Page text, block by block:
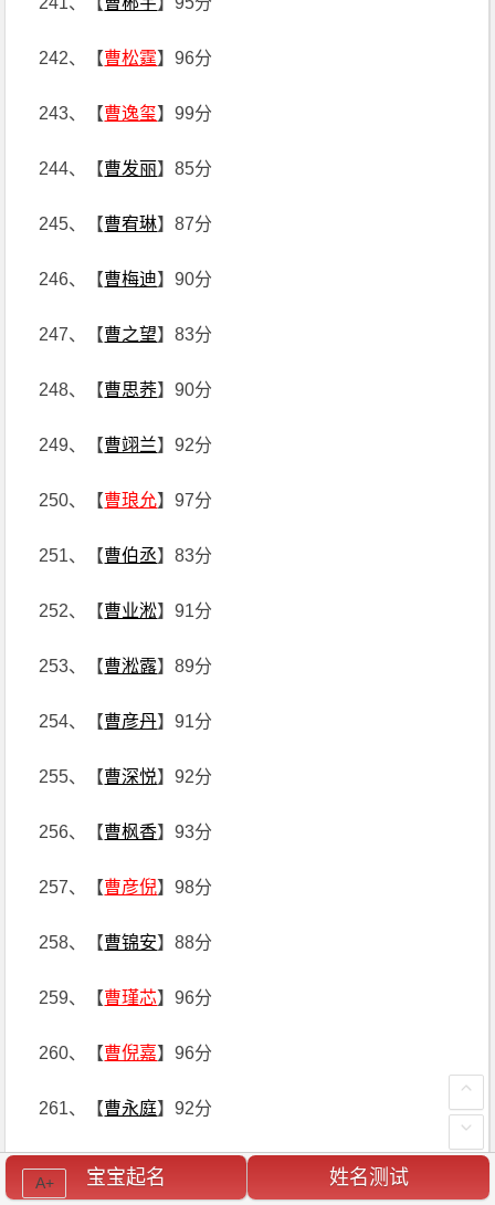
242、【曹松霆】96分
243、【曹逸玺】99分
244、【曹发丽】85分
245、【曹宥琳】87分
246、【曹梅迪】90分
247、【曹之望】83分
248、【曹思荞】90分
249、【曹翊兰】92分
250、【曹琅允】97分
251、【曹伯丞】83分
252、【曹业淞】91分
253、【曹淞露】89分
254、【曹彦丹】91分
255、【曹深悦】92分
256、【曹枫香】93分
257、【曹彦倪】98分
258、【曹锦安】88分
259、【曹瑾芯】96分
260、【曹倪嘉】96分
261、【曹永庭】92分
262、【 曹可钥
宝宝起名 姓名测试
A+